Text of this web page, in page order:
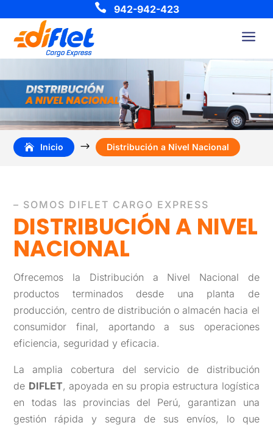
 942-942-423
a
Inicio $ Distribución a Nivel Nacional
– SOMOS DIFLET CARGO EXPRESS
DISTRIBUCIÓN A NIVEL
NACIONAL
Ofrecemos la Distribución a Nivel Nacional de
productos terminados desde una planta de
producción, centro de distribución o almacén hacia el
consumidor final, aportando a sus operaciones
eficiencia, seguridad y eficacia.
La amplia cobertura del servicio de distribución
de DIFLET, apoyada en su propia estructura logística
en todas las provincias del Perú, garantizan una
gestión rápida y segura de sus envíos, lo que